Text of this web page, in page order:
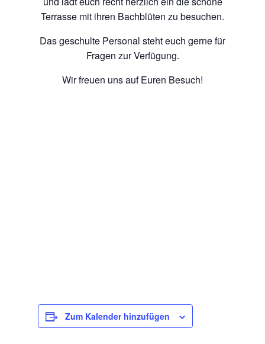
Terrasse mit ihren Bachblüten zu besuchen.
Das geschulte Personal steht euch gerne für
Fragen zur Verfügung.
Wir freuen uns auf Euren Besuch!
Zum Kalender hinzufügen